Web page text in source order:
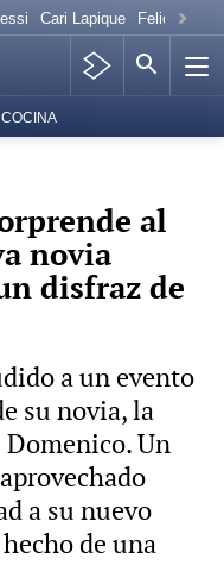
Cari Lapique Felicitación
COCINA
al
novia
disfraz de
a un evento
su novia, la
Un
a su nuevo
de una